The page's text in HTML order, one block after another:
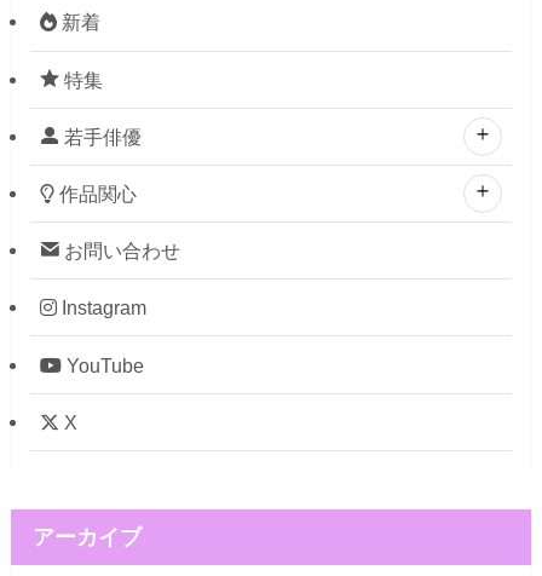
新着
特集
若手俳優
作品関心
お問い合わせ
Instagram
YouTube
X
アーカイブ